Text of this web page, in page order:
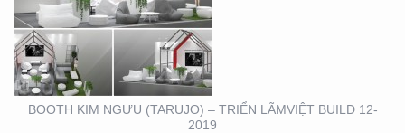
BOOTH KIM NGƯU (TARUJO) – TRIỂN LÃMVIỆT BUILD 12-
2019
BOOTH INNOMATZ –
TRIỂN LÃM VIỆT BUILD
12-2019